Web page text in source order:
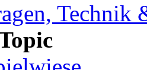
Technik